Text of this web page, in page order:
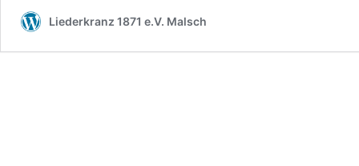
Liederkranz 1871 e.V. Malsch